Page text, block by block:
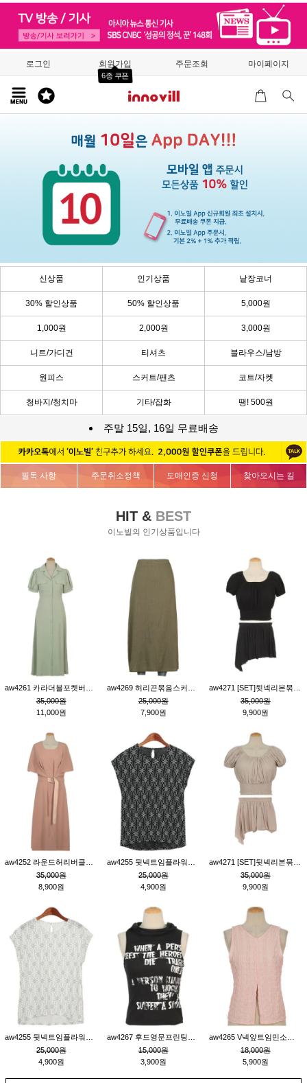
로그인 회원가입
6종 쿠폰
주문조회 마이페이지
신상품 인기상품 낱장코너
30% 할인상품 50% 할인상품 5,000원
1,000원 2,000원 3,000원
니트/가디건 티셔츠 블라우스/남방
원피스 스커트/팬츠 코트/자켓
청바지/청치마 기타/잡화 땡! 500원
주말 15일, 16일 무료배송
필독 사항 주문취소정책 도매인증 신청 찾아오시는 길
HIT & BEST
이노빌의 인기상품입니다
35,000원
11,000원
25,000원
7,900원
35,000원
9,900원
35,000원
8,900원
25,000원
4,900원
35,000원
9,900원
25,000원
4,900원
15,000원
3,900원
18,000원
5,900원